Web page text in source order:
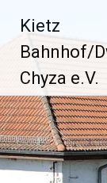
Inhalt
springen
Kietz
Bahnhof/
Chyza e.V.